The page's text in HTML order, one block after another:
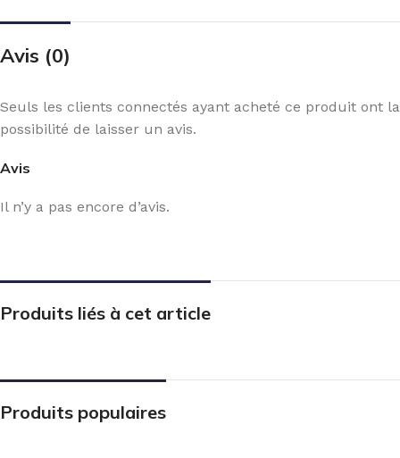
Avis (0)
Avis
Il n’y a pas encore d’avis.
Seuls les clients connectés ayant acheté ce produit ont la
possibilité de laisser un avis.
Produits liés à cet article
Produits populaires